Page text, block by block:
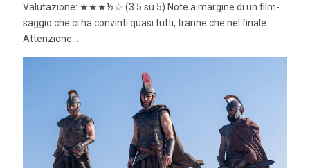
Valutazione: ★★★½☆ (3.5 su 5) Note a margine di un film-
saggio che ci ha convinti quasi tutti, tranne che nel finale.
Attenzione...